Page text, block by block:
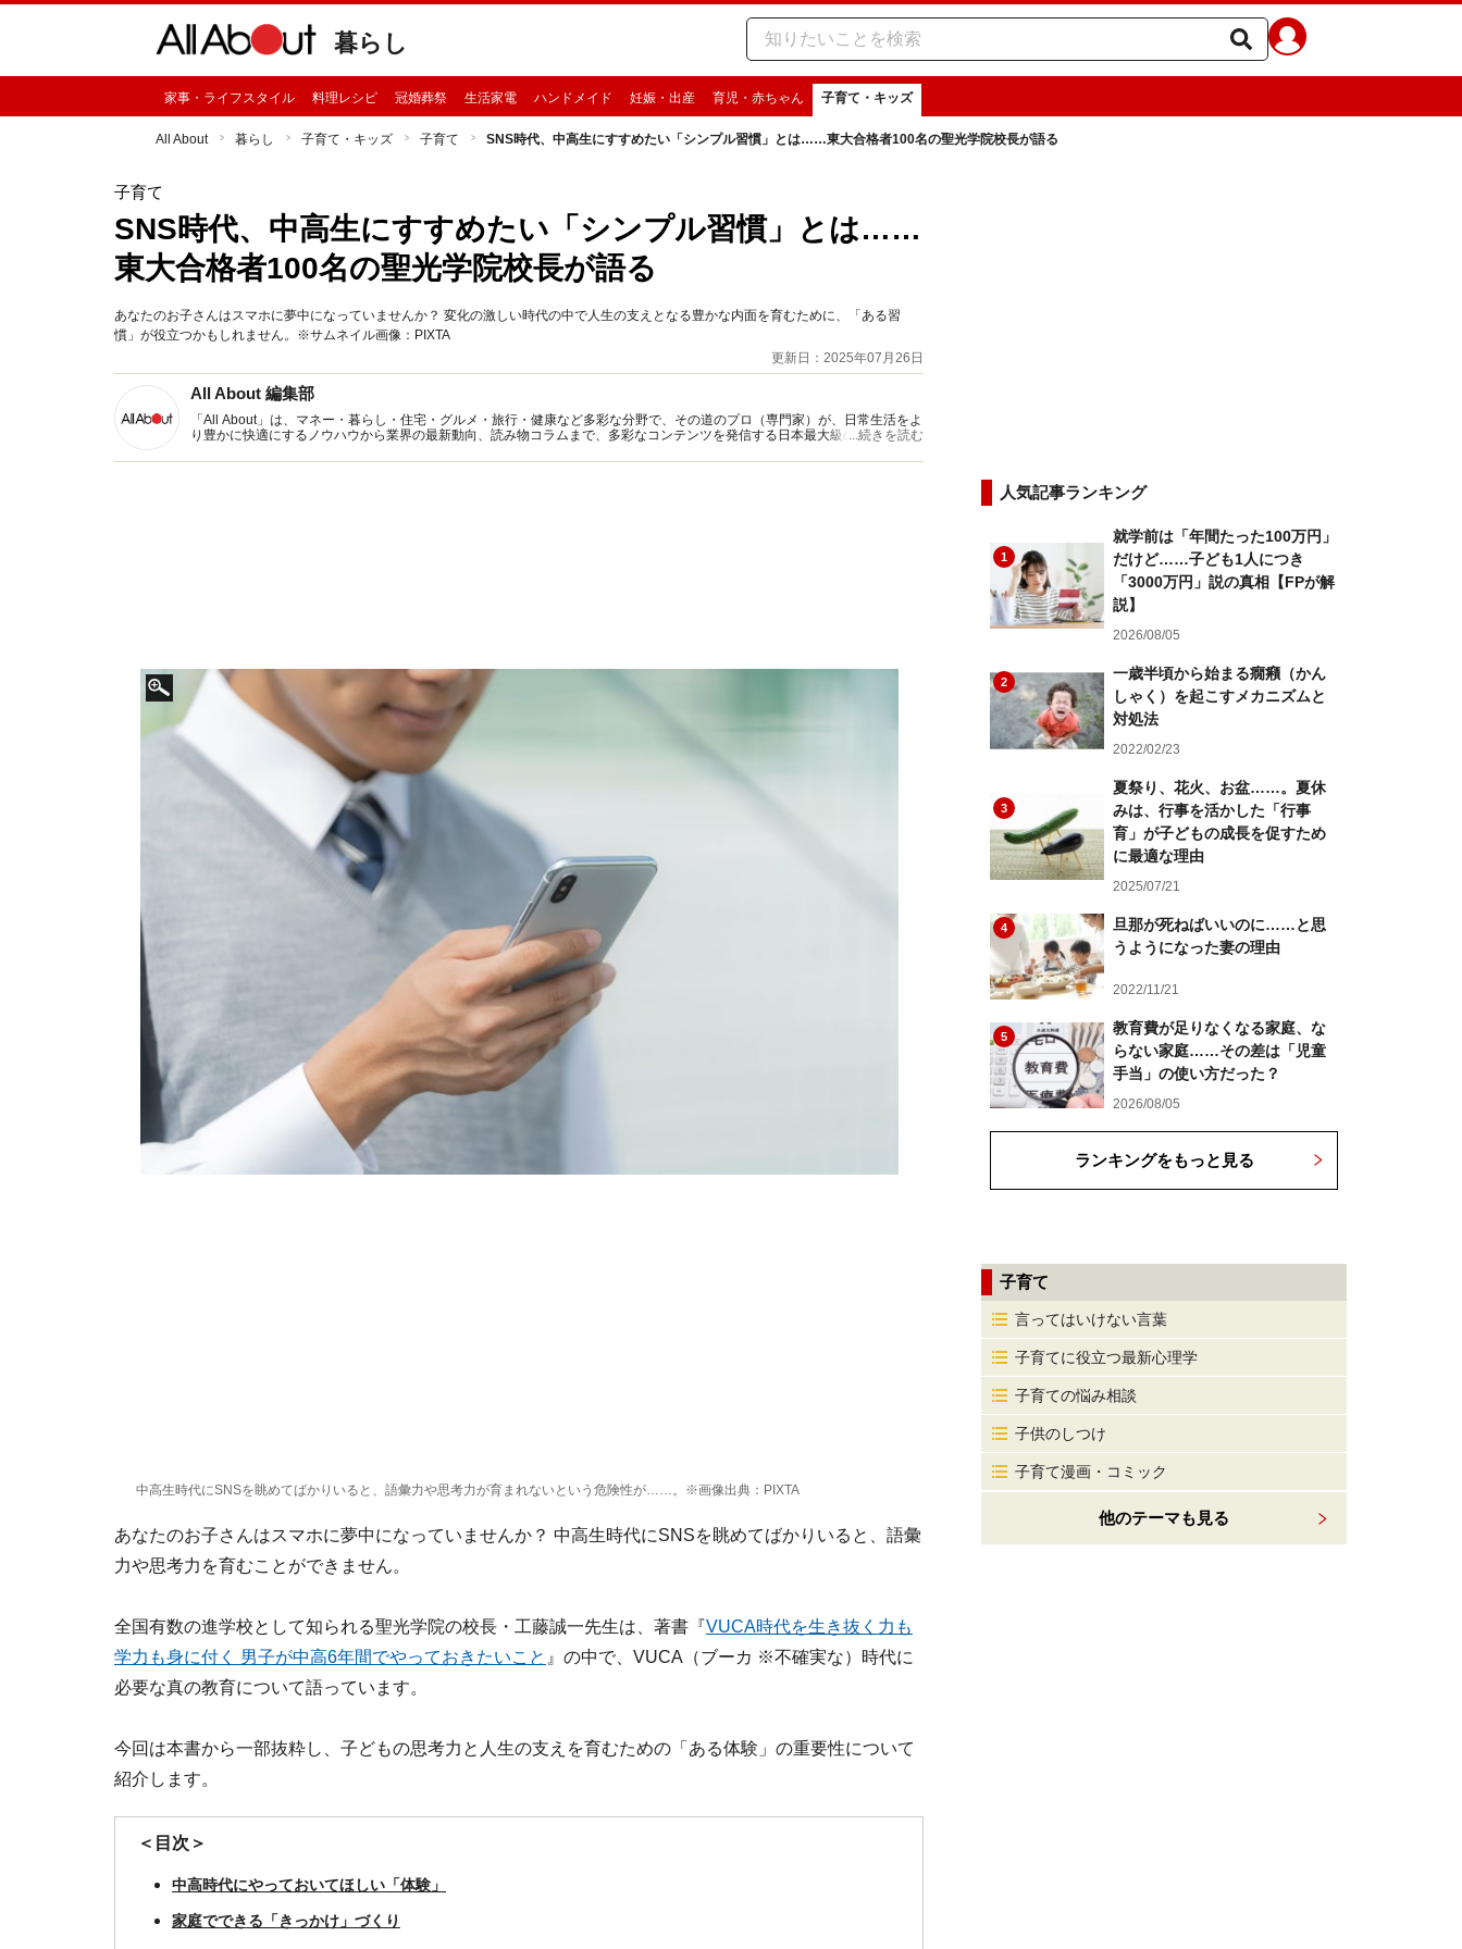
暮らし
家事・ライフスタイル 料理レシピ 冠婚葬祭 生活家電 ハンドメイド 妊娠・出産 育児・赤ちゃん 子育て・キッズ
All About 暮らし 子育て・キッズ 子育て SNS時代、中高生にすすめたい「シンプル習慣」とは……東大合格者100名の聖光学院校長が語る
子育て
SNS時代、中高生にすすめたい「シンプル習慣」とは……
東大合格者100名の聖光学院校長が語る
あなたのお子さんはスマホに夢中になっていませんか？ 変化の激しい時代の中で人生の支えとなる豊かな内面を育むために、「ある習
慣」が役立つかもしれません。※サムネイル画像：PIXTA
更新日：2025年07月26日
All About 編集部
「All About」は、マネー・暮らし・住宅・グルメ・旅行・健康など多彩な分野で、その道のプロ（専門家）が、日常生活をよ
り豊かに快適にするノウハウから業界の最新動向、読み物コラムまで、多彩なコンテンツを発信する日本最大級の総合情報サ
...続きを読む
中高生時代にSNSを眺めてばかりいると、語彙力や思考力が育まれないという危険性が……。※画像出典：PIXTA
あなたのお子さんはスマホに夢中になっていませんか？ 中高生時代にSNSを眺めてばかりいると、語彙
力や思考力を育むことができません。
全国有数の進学校として知られる聖光学院の校長・工藤誠一先生は、著書『VUCA時代を生き抜く力も
学力も身に付く 男子が中高6年間でやっておきたいこと 』の中で、VUCA（ブーカ ※不確実な）時代に
必要な真の教育について語っています。
今回は本書から一部抜粋し、子どもの思考力と人生の支えを育むための「ある体験」の重要性について
紹介します。
＜目次＞
中高時代にやっておいてほしい「体験」
家庭でできる「きっかけ」づくり
人気記事ランキング
1
就学前は「年間たった100万円」
だけど……子ども1人につき
「3000万円」説の真相【FPが解
説】
2026/08/05
2
一歳半頃から始まる癇癪（かん
しゃく）を起こすメカニズムと
対処法
2022/02/23
3
夏祭り、花火、お盆……。夏休
みは、行事を活かした「行事
育」が子どもの成長を促すため
に最適な理由
2025/07/21
4
旦那が死ねばいいのに……と思
うようになった妻の理由
2022/11/21
5
教育費が足りなくなる家庭、な
らない家庭……その差は「児童
手当」の使い方だった？
2026/08/05
ランキングをもっと見る
子育て
言ってはいけない言葉
子育てに役立つ最新心理学
子育ての悩み相談
子供のしつけ
子育て漫画・コミック
他のテーマも見る